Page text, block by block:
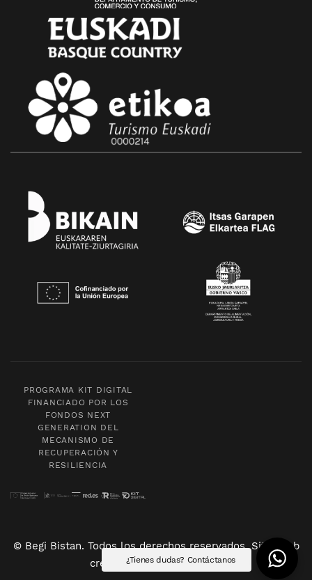
PROGRAMA KIT DIGITAL
FINANCIADO POR LOS
FONDOS NEXT
GENERATION DEL
MECANISMO DE
RECUPERACIÓN Y
RESILIENCIA
© Begi Bistan. Todos los derechos reservados. Sitio web
creado porPOM Standard.
¿Tienes dudas? Contáctanos